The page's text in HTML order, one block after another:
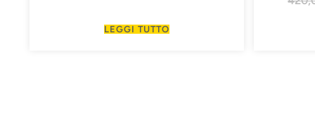
LEGGI TUTTO